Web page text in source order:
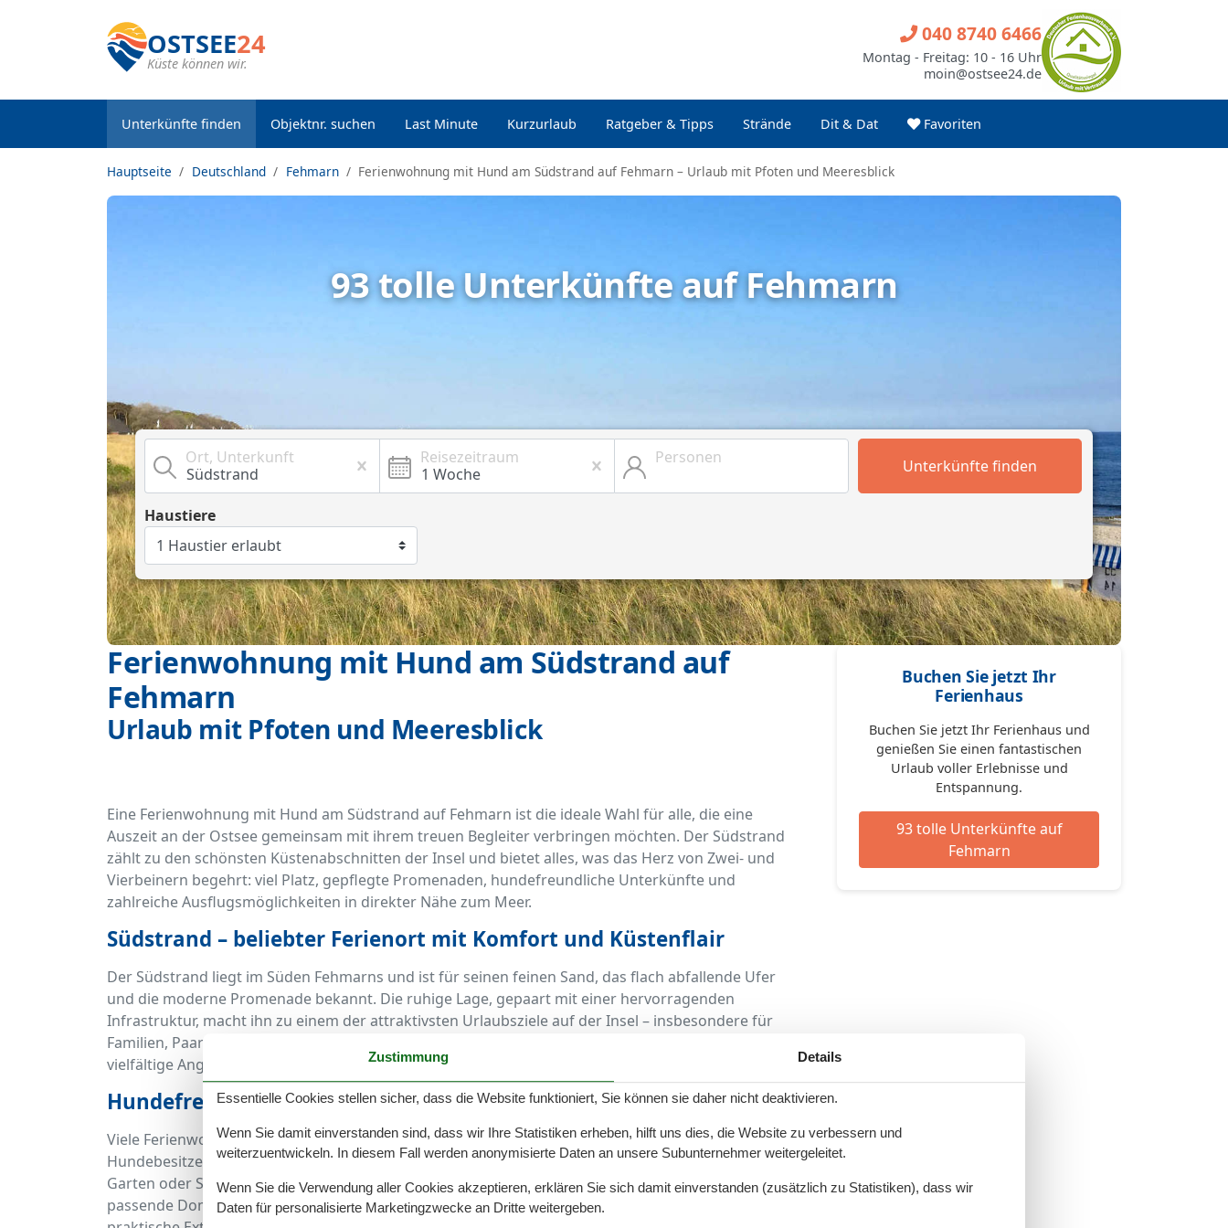
OSTSEE24
Küste können wir.
Unterkünfte finden Objektnr. suchen Last Minute Kurzurlaub Ratgeber & Tipps Strände Dit & Dat Favoriten
040 8740 6466
Montag - Freitag: 10 - 16 Uhr
moin@ostsee24.de
Hauptseite Deutschland Fehmarn Ferienwohnung mit Hund am Südstrand auf Fehmarn – Urlaub mit Pfoten und Meeresblick
93 tolle Unterkünfte auf Fehmarn
Ort, Unterkunft Reisezeitraum Personen Unterkünfte finden
Haustiere
Ferienwohnung mit Hund am Südstrand auf
Fehmarn
Urlaub mit Pfoten und Meeresblick
Eine Ferienwohnung mit Hund am Südstrand auf Fehmarn ist die ideale Wahl für alle, die eine
Auszeit an der Ostsee gemeinsam mit ihrem treuen Begleiter verbringen möchten. Der Südstrand
zählt zu den schönsten Küstenabschnitten der Insel und bietet alles, was das Herz von Zwei- und
Vierbeinern begehrt: viel Platz, gepflegte Promenaden, hundefreundliche Unterkünfte und
zahlreiche Ausflugsmöglichkeiten in direkter Nähe zum Meer.
Südstrand – beliebter Ferienort mit Komfort und Küstenflair
Der Südstrand liegt im Süden Fehmarns und ist für seinen feinen Sand, das flach abfallende Ufer
und die moderne Promenade bekannt. Die ruhige Lage, gepaart mit einer hervorragenden
Infrastruktur, macht ihn zu einem der attraktivsten Urlaubsziele auf der Insel – insbesondere für
Familien, Paare und Hundebesitzer. Die Nähe zum Wasser, das maritime Ambiente und das
vielfältige Angebot an Restaurants und Cafés schaffen eine entspannte Urlaubsatmosphäre.
Hundefreundliche Ferienwohnungen mit Blick aufs Meer
Viele Ferienwohnungen rund um den Südstrand sind speziell auf die Bedürfnisse von
Hundebesitzern ausgelegt. Ob geräumiges Apartment mit Balkon, Wohnung mit eingezäuntem
Garten oder Studio mit direktem Zugang zur Promenade – hier findet sich für jede Konstellation das
passende Domizil. Zur Ausstattung gehören häufig pflegeleichte Böden, Näpfe, Hundedecken und
Buchen Sie jetzt Ihr
Ferienhaus
Buchen Sie jetzt Ihr Ferienhaus und
genießen Sie einen fantastischen
Urlaub voller Erlebnisse und
Entspannung.
93 tolle Unterkünfte auf
Fehmarn
Zustimmung Details
Essentielle Cookies stellen sicher, dass die Website funktioniert, Sie können sie daher nicht deaktivieren.
Wenn Sie damit einverstanden sind, dass wir Ihre Statistiken erheben, hilft uns dies, die Website zu verbessern und
weiterzuentwickeln. In diesem Fall werden anonymisierte Daten an unsere Subunternehmer weitergeleitet.
Wenn Sie die Verwendung aller Cookies akzeptieren, erklären Sie sich damit einverstanden (zusätzlich zu Statistiken), dass wir
Daten für personalisierte Marketingzwecke an Dritte weitergeben.